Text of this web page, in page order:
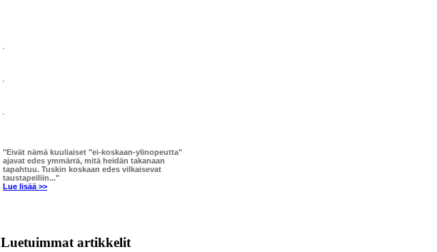
"Eivät nämä kuuliaiset "ei-koskaan-ylinopeutta"
ajavat edes ymmärrä, mitä heidän takanaan
tapahtuu. Tuskin koskaan edes vilkaisevat
taustapeiliin..."
Lue lisää >>
Luetuimmat artikkelit